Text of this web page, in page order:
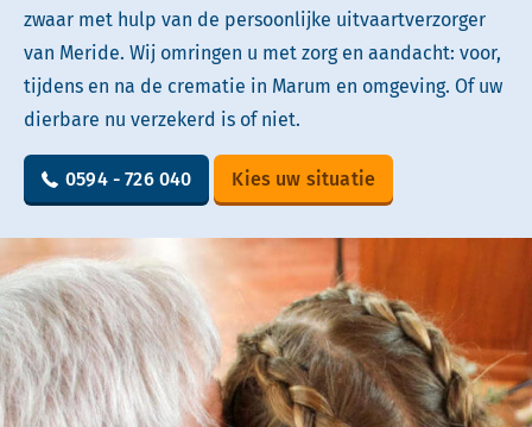
zwaar met hulp van de persoonlijke uitvaartverzorger
van Meride. Wij omringen u met zorg en aandacht: voor,
tijdens en na de crematie in Marum en omgeving. Of uw
dierbare nu verzekerd is of niet.
0594 - 726 040 Kies uw situatie